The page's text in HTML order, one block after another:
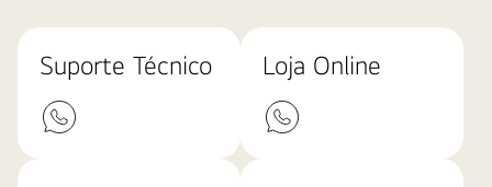
Suporte Técnico Loja Online